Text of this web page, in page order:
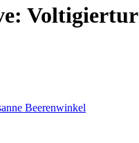
Beerenwinkel